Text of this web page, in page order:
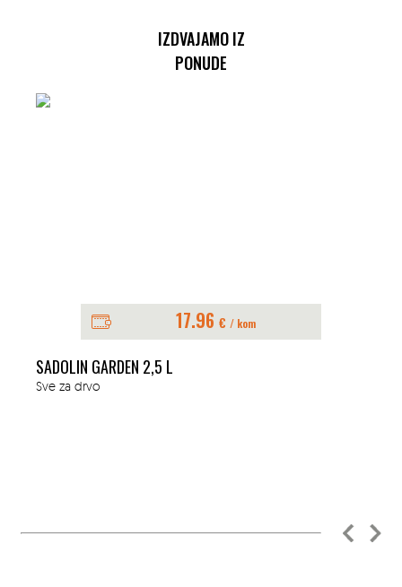
IZDVAJAMO IZ
PONUDE
17.96 € / kom
SADOLIN GARDEN 2,5 L
Sve za drvo